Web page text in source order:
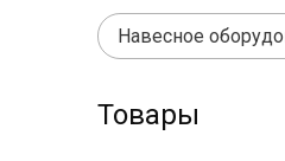
Навесное
Товары